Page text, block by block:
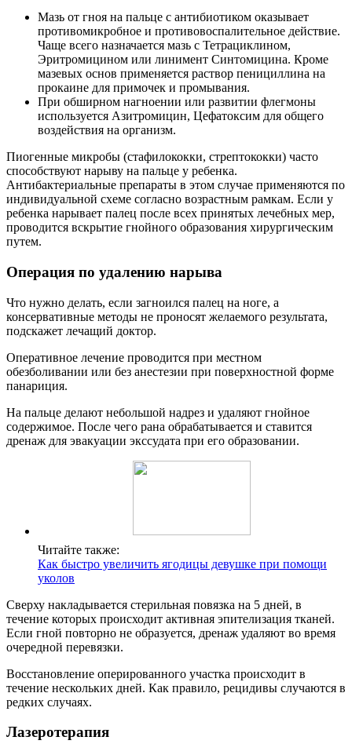
Мазь от гноя на пальце с антибиотиком оказывает
противомикробное и противовоспалительное действие.
Чаще всего назначается мазь с Тетрациклином,
Эритромицином или линимент Синтомицина. Кроме
мазевых основ применяется раствор пенициллина на
прокаине для примочек и промывания.
При обширном нагноении или развитии флегмоны
используется Азитромицин, Цефатоксим для общего
воздействия на организм.
Пиогенные микробы (стафилококки, стрептококки) часто
способствуют нарыву на пальце у ребенка.
Антибактериальные препараты в этом случае применяются по
индивидуальной схеме согласно возрастным рамкам. Если у
ребенка нарывает палец после всех принятых лечебных мер,
проводится вскрытие гнойного образования хирургическим
путем.
Операция по удалению нарыва
Что нужно делать, если загноился палец на ноге, а
консервативные методы не проносят желаемого результата,
подскажет лечащий доктор.
Оперативное лечение проводится при местном
обезболивании или без анестезии при поверхностной форме
панариция.
На пальце делают небольшой надрез и удаляют гнойное
содержимое. После чего рана обрабатывается и ставится
дренаж для эвакуации экссудата при его образовании.
Читайте также:
Как быстро увеличить ягодицы девушке при помощи
уколов
Сверху накладывается стерильная повязка на 5 дней, в
течение которых происходит активная эпителизация тканей.
Если гной повторно не образуется, дренаж удаляют во время
очередной перевязки.
Восстановление оперированного участка происходит в
течение нескольких дней. Как правило, рецидивы случаются в
редких случаях.
Лазеротерапия